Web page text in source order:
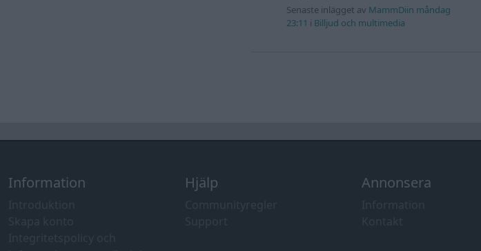
Senaste inlägget av MammDiin måndag
23:11 i Billjud och multimedia
Information Hjälp Annonsera